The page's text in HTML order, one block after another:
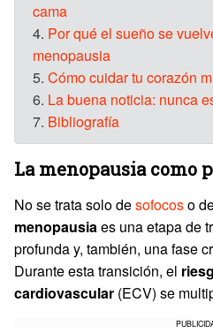
cama
4. Por qué el sueño se
menopausia
5. Cómo cuidar tu corazón
6. La buena noticia: nunca
7. Bibliografía
La menopausia como
No se trata solo desofocoso
menopausiaes una etapa de
profunda y, también, una fase
Durante esta transición, el
cardiovascular (ECV) se